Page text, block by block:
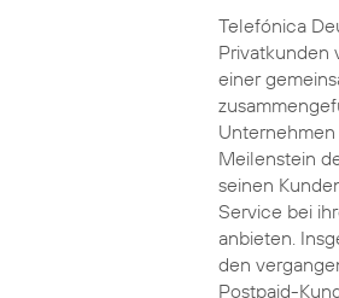
Telefónica
Privatkunden
einer
Meilenstein
seinen
Service bei
anbieten.
den
Postpaid-